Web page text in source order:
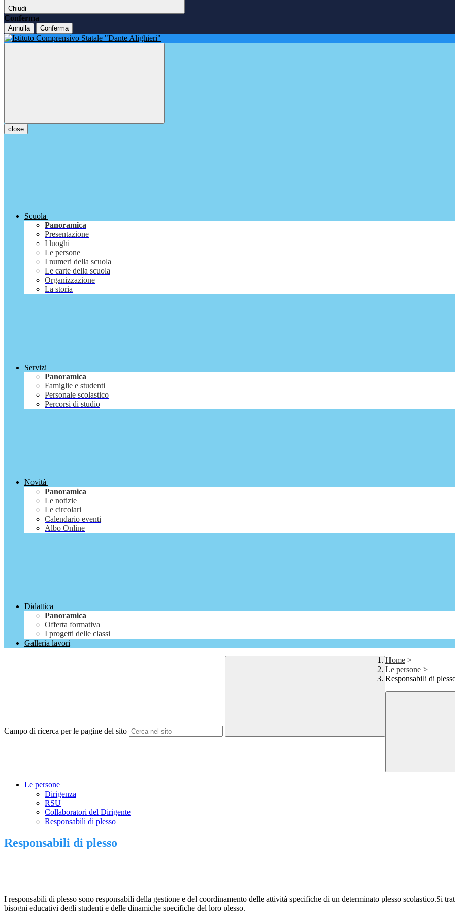
Chiudi
Conferma
Annulla Conferma
close
Scuola
Panoramica
Presentazione
I luoghi
Le persone
I numeri della scuola
Le carte della scuola
Organizzazione
La storia
Servizi
Panoramica
Famiglie e studenti
Personale scolastico
Percorsi di studio
Novità
Panoramica
Le notizie
Le circolari
Calendario eventi
Albo Online
Didattica
Panoramica
Offerta formativa
I progetti delle classi
Galleria lavori
Campo di ricerca per le pagine del sito
Home >
Le persone >
Responsabili di
Le persone
Dirigenza
RSU
Collaboratori del Dirigente
Responsabili di plesso
Responsabili di plesso
I responsabili di plesso sono responsabili della gestione e del coordinamento delle attività specifiche di un determinato plesso scolastico.Si
bisogni educativi degli studenti e delle dinamiche specifiche del loro plesso.